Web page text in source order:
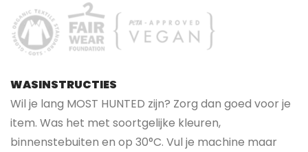
WASINSTRUCTIES
Wil je lang MOST HUNTED zijn? Zorg dan goed voor je
item. Was het met soortgelijke kleuren,
binnenstebuiten en op 30°C. Vul je machine maar